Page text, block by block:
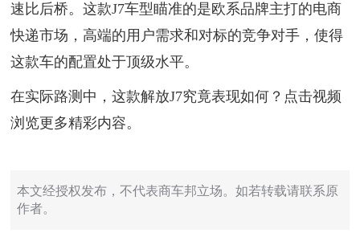
速比后桥。这款J7车型瞄准的是欧系品牌主打的电商
快递市场，高端的用户需求和对标的竞争对手，使得
这款车的配置处于顶级水平。
在实际路测中，这款解放J7究竟表现如何？点击视频
浏览更多精彩内容。
本文经授权发布，不代表商车邦立场。如若转载请联系原
作者。